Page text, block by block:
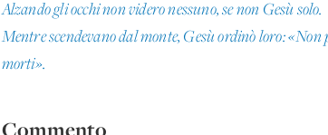
Alzando gli occhi non videro nessuno, se non Gesù solo.
Mentre scendevano dal monte, Gesù ordinò loro:
morti».
Commento